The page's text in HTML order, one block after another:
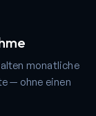
monatliche
— ohne einen